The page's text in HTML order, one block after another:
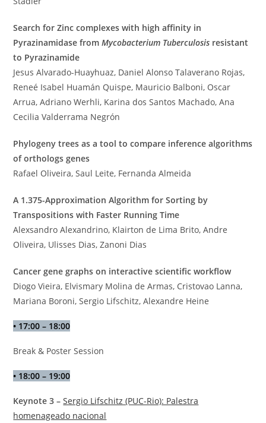
Search for Zinc complexes with high affinity in
Pyrazinamidase fromMycobacterium Tuberculosis resistant
to Pyrazinamide
Jesus Alvarado-Huayhuaz, Daniel Alonso Talaverano Rojas,
Reneé Isabel Huamán Quispe, Mauricio Balboni, Oscar
Arrua, Adriano Werhli, Karina dos Santos Machado, Ana
Cecilia Valderrama Negrón
Phylogeny trees as a tool to compare inference algorithms
of orthologs genes
Rafael Oliveira, Saul Leite, Fernanda Almeida
A 1.375-Approximation Algorithm for Sorting by
Transpositions with Faster Running Time
Alexsandro Alexandrino, Klairton de Lima Brito, Andre
Oliveira, Ulisses Dias, Zanoni Dias
Cancer gene graphs on interactive scientific workflow
Diogo Vieira, Elvismary Molina de Armas, Cristovao Lanna,
Mariana Boroni, Sergio Lifschitz, Alexandre Heine
• 17:00 – 18:00
Break & Poster Session
• 18:00 – 19:00
Keynote 3 –Sergio Lifschitz (PUC-Rio): Palestra
homenageado nacional